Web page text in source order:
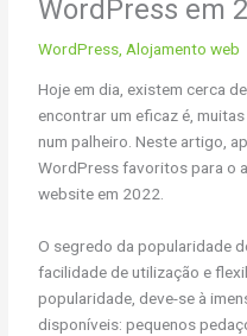
WordPress em
WordPress Alojamento web
Hoje em dia, existem cerca
encontrar um eficaz é,
num palheiro. Neste artigo,
WordPress favoritos para o
website em 2022.
O segredo da popularidade
facilidade de utilização e
popularidade, deve-se à
disponíveis: pequenos